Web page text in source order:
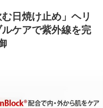
日焼け止め」ヘリ
ケアで紫外線を完